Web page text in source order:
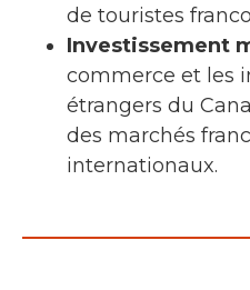
de touristes
Investissement
commerce et les
étrangers du
des marchés
internationaux.